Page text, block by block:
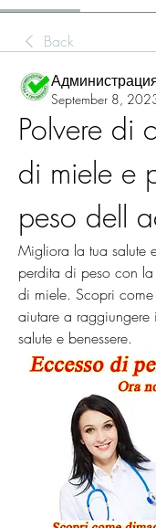
Back
September 8,
Polvere di
di miele e
peso dell
Migliora la tua salute
perdita di peso con
di miele. Scopri
aiutare a
salute e benessere.